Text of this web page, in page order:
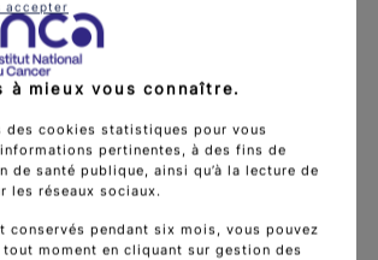
année charnière pour la lutte contre
à mieux vous connaître.
des cookies statistiques pour vous
pertinentes, à des fins de
de santé publique, ainsi qu’à la lecture de
les réseaux sociaux.
conservés pendant six mois, vous pouvez
moment en cliquant sur gestion des
accepter